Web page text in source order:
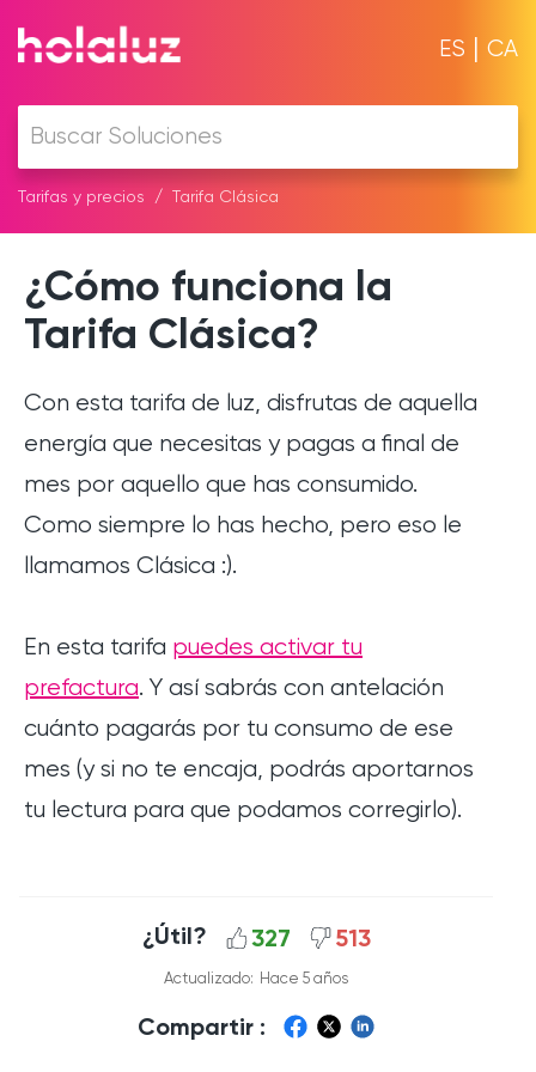
ES | CA
Tarifas y precios Tarifa Clásica
¿Cómo funciona la
Tarifa Clásica?
Con esta tarifa de luz, disfrutas de aquella
energía que necesitas y pagas a final de
mes por aquello que has consumido.
Como siempre lo has hecho, pero eso le
llamamos Clásica :).
En esta tarifa puedes activar tu
prefactura. Y así sabrás con antelación
cuánto pagarás por tu consumo de ese
mes (y si no te encaja, podrás aportarnos
tu lectura para que podamos corregirlo).
¿Útil? 327 513
Actualizado: Hace 5 años
Compartir :